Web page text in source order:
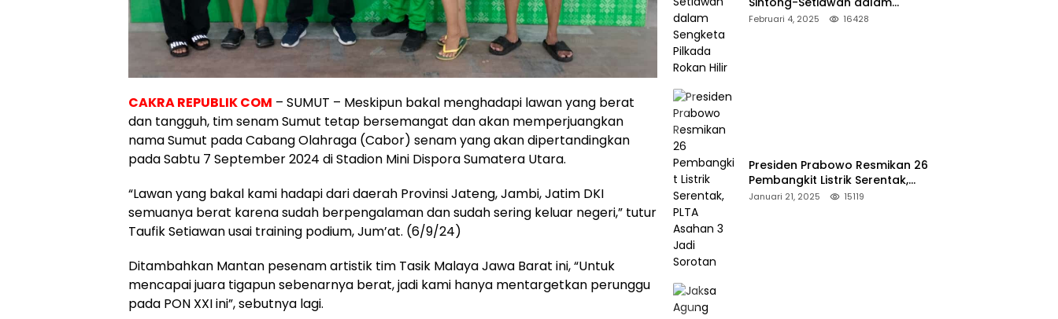
CAKRA REPUBLIK COM – SUMUT – Meskipun bakal menghadapi lawan yang berat
dan tangguh, tim senam Sumut tetap bersemangat dan akan memperjuangkan
nama Sumut pada Cabang Olahraga (Cabor) senam yang akan dipertandingkan
pada Sabtu 7 September 2024 di Stadion Mini Dispora Sumatera Utara.
“Lawan yang bakal kami hadapi dari daerah Provinsi Jateng, Jambi, Jatim DKI
semuanya berat karena sudah berpengalaman dan sudah sering keluar negeri,” tutur
Taufik Setiawan usai training podium, Jum’at. (6/9/24)
Ditambahkan Mantan pesenam artistik tim Tasik Malaya Jawa Barat ini, “Untuk
mencapai juara tigapun sebenarnya berat, jadi kami hanya mentargetkan perunggu
pada PON XXI ini”, sebutnya lagi.
Sengketa Pilkada Rokan Hilir
Februari 4, 2025 16428
Presiden Prabowo Resmikan 26
Pembangkit Listrik Serentak,
PLTA Asahan 3 Jadi Sorotan
Januari 21, 2025 15119